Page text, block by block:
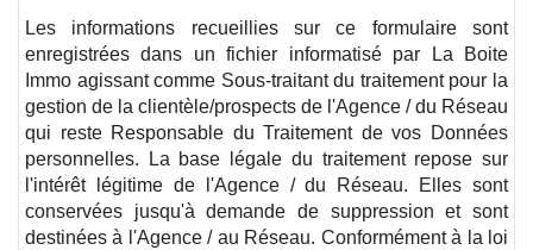
Les informations recueillies sur ce formulaire sont
enregistrées dans un fichier informatisé par La Boite
Immo agissant comme Sous-traitant du traitement pour la
gestion de la clientèle/prospects de l'Agence / du Réseau
qui reste Responsable du Traitement de vos Données
personnelles. La base légale du traitement repose sur
l'intérêt légitime de l'Agence / du Réseau. Elles sont
conservées jusqu'à demande de suppression et sont
destinées à l'Agence / au Réseau. Conformément à la loi